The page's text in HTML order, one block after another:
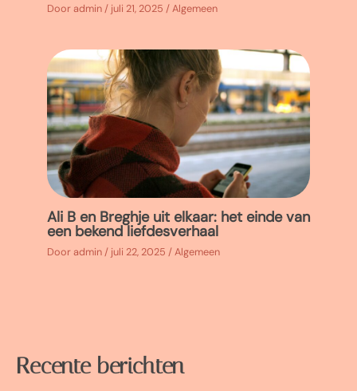
Dooradmin / juli 21, 2025 /Algemeen
Ali B en Breghje uit elkaar: het einde van
een bekend liefdesverhaal
Dooradmin / juli 22, 2025 /Algemeen
Recente berichten